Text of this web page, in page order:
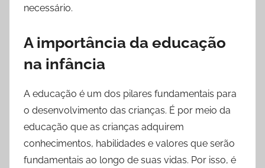
necessário.
A importância da educação
na infância
A educação é um dos pilares fundamentais para
o desenvolvimento das crianças. É por meio da
educação que as crianças adquirem
conhecimentos, habilidades e valores que serão
fundamentais ao longo de suas vidas. Por isso, é